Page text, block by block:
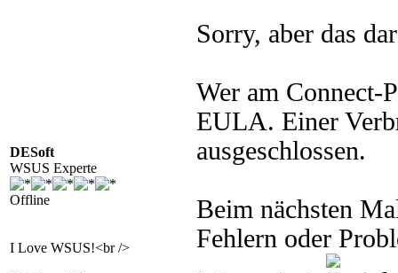
DESoft
WSUS Experte
Offline
I Love WSUS!<br />
Sorry, aber das
Wer am Connect-
EULA. Einer
ausgeschlossen.
Beim nächsten
Fehlern oder